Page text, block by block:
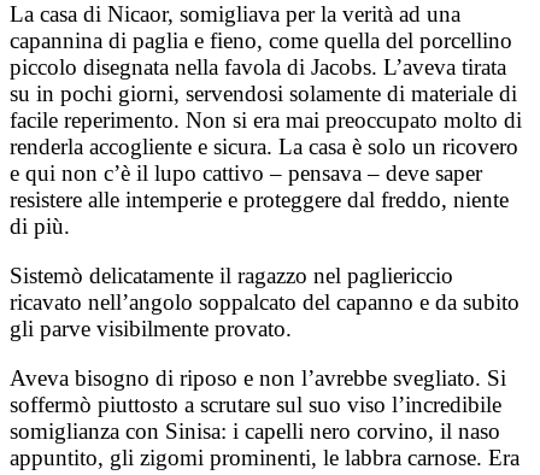
La casa di Nicaor, somigliava per la verità ad una
capannina di paglia e fieno, come quella del porcellino
piccolo disegnata nella favola di Jacobs. L’aveva tirata
su in pochi giorni, servendosi solamente di materiale di
facile reperimento. Non si era mai preoccupato molto di
renderla accogliente e sicura. La casa è solo un ricovero
e qui non c’è il lupo cattivo – pensava – deve saper
resistere alle intemperie e proteggere dal freddo, niente
di più.
Sistemò delicatamente il ragazzo nel pagliericcio
ricavato nell’angolo soppalcato del capanno e da subito
gli parve visibilmente provato.
Aveva bisogno di riposo e non l’avrebbe svegliato. Si
soffermò piuttosto a scrutare sul suo viso l’incredibile
somiglianza con Sinisa: i capelli nero corvino, il naso
appuntito, gli zigomi prominenti, le labbra carnose. Era